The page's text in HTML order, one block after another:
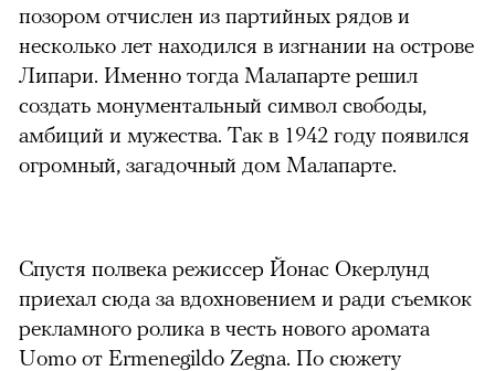
позором отчислен из партийных рядов и
несколько лет находился в изгнании на острове
Липари. Именно тогда Малапарте решил
создать монументальный символ свободы,
амбиций и мужества. Так в 1942 году появился
огромный, загадочный дом Малапарте.
Спустя полвека режиссер Йонас Окерлунд
приехал сюда за вдохновением и ради съемкок
рекламного ролика в честь нового аромата
Uomo от Ermenegildo Zegna. По сюжету